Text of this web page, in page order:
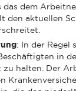
das dem
den aktuellen
: In der Regel
in
zu halten. Der